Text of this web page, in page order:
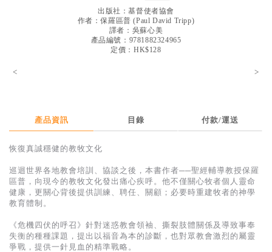
暢銷榜
中文二手書
英文二手書
精選英文書
基道 Top 50
出版社：基督使者協會
作者：保羅區普 (Paul David Tripp)
譯者： 吳蘇心美
產品編號：9781882324965
定價：HK$128
< >
產品資訊 目錄 付款/運送
恢復真誠穩健的教牧文化
巡迴世界各地教會培訓、協談之後，本書作者──聖經輔導教授保羅
區普，向現今的教牧文化發出痛心疾呼。他不僅關心牧者個人靈命
健康，更關心背後提供訓練、聘任、關顧；必要時重建牧者的神學
教育體制。
《危機四伏的呼召》針對迷惑教會領袖、撕裂肢體關係及導致事奉
失衡的種種課題，提出以福音為本的診斷，也對眾教會激烈的屬靈
爭戰，提供一針見血的精準戰略。